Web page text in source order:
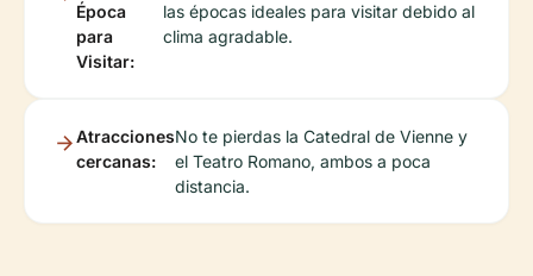
Época
para
Visitar:
las épocas ideales para visitar debido al
clima agradable.
Atracciones
cercanas:
No te pierdas la Catedral de Vienne y
el Teatro Romano, ambos a poca
distancia.